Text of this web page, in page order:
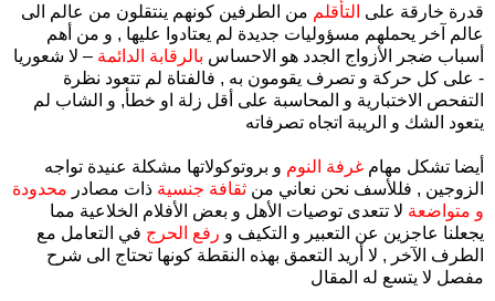
قدرة خارقة على التأقلم من الطرفين كونهم ينتقلون من عالم الى
عالم آخر يحملهم مسؤوليات جديدة لم يعتادوا عليها , و من أهم
أسباب ضجر الأزواج الجدد هو الاحساس بالرقابة الدائمة – لا شعوريا
- على كل حركة و تصرف يقومون به , فالفتاة لم تتعود نظرة
التفحص الاختبارية و المحاسبة على أقل زلة او خطأ, و الشاب لم
يتعود الشك و الريبة اتجاه تصرفاته
أيضا تشكل مهام غرفة النوم و بروتوكولاتها مشكلة عنيدة تواجه
الزوجين , فللأسف نحن نعاني من ثقافة جنسية ذات مصادر محدودة
و متواضعة لا تتعدى توصيات الأهل و بعض الأفلام الخلاعية مما
يجعلنا عاجزين عن التعبير و التكيف و رفع الحرج في التعامل مع
الطرف الآخر , لا أريد التعمق بهذه النقطة كونها تحتاج الى شرح
مفصل لا يتسع له المقال